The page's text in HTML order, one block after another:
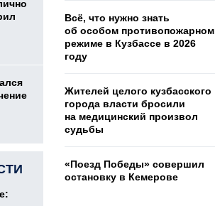
Всё, что нужно знать
об особом противопожарном
режиме в Кузбассе в 2026
году
Жителей целого кузбасского
города власти бросили
на медицинский произвол
судьбы
«Поезд Победы» совершил
остановку в Кемерове